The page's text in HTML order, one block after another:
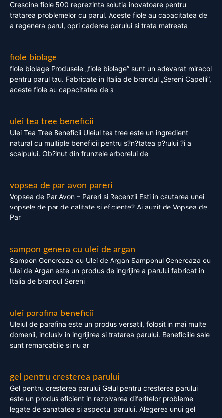
Crescina fiole 500 reprezinta solutia inovatoare pentru
tratarea problemelor cu parul. Aceste fiole au capacitatea de
a regenera parul, opri caderea parului si trata matreata
fiole biolage
fiole biolage Produsele „fiole biolage” sunt un adevarat miracol
pentru parul tau. Fabricate in Italia de brandul „Sereni Capelli”,
aceste fiole au capacitatea de a
ulei tea tree beneficii
Ulei Tea Tree Beneficii Uleiul tea tree este un ingredient
natural cu multiple beneficii pentru s?n?tatea p?rului ?i a
scalpului. Ob?inut din frunzele arborelui de
vopsea de par avon pareri
Vopsea de Par Avon – Pareri si Recenzii Esti in cautarea unei
vopsele de par de calitate si eficiente? Ai auzit de Vopsea de
Par
sampon genera cu ulei de argan
Sampon Genereaza cu Ulei de Argan Samponul Genereaza cu
Ulei de Argan este un produs de ingrijire a parului fabricat in
Italia de brandul Sereni
ulei parafina beneficii
Uleiul de parafina este un produs versatil, folosit in mai multe
domenii, inclusiv in ingrijirea si tratarea parului. Beneficiile sale
sunt remarcabile si nu ar
gel pentru cresterea parului
Gel pentru cresterea parului Gelul pentru cresterea parului
este un produs eficient in rezolvarea diferitelor probleme
legate de sanatatea si aspectul parului. Alegerea unui gel